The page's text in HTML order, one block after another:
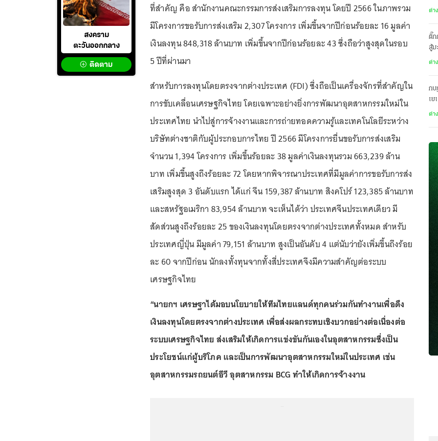
สงคราม
ตะวันออกกลาง
ติดตาม
ที่สำคัญ คือ สำนักงานคณะกรรมการส่งเสริมการลงทุน โดยปี 2566 ในภาพรวม
มีโครงการขอรับการส่งเสริม 2,307 โครงการ เพิ่มขึ้นจากปีก่อนร้อยละ 16 มูลค่า
เงินลงทุน 848,318 ล้านบาท เพิ่มขึ้นจากปีก่อนร้อยละ 43 ซึ่งถือว่าสูงสุดในรอบ
5 ปีที่ผ่านมา
สำหรับการลงทุนโดยตรงจากต่างประเทศ (FDI) ซึ่งถือเป็นเครื่องจักรที่สำคัญใน
การขับเคลื่อนเศรษฐกิจไทย โดยเฉพาะอย่างยิ่งการพัฒนาอุตสาหกรรมใหม่ใน
ประเทศไทย นำไปสู่การจ้างงานและการถ่ายทอดความรู้และเทคโนโลยีระหว่าง
บริษัทต่างชาติกับผู้ประกอบการไทย ปี 2566 มีโครงการยื่นขอรับการส่งเสริม
จำนวน 1,394 โครงการ เพิ่มขึ้นร้อยละ 38 มูลค่าเงินลงทุนรวม 663,239 ล้าน
บาท เพิ่มขึ้นสูงถึงร้อยละ 72 โดยหากพิจารณาประเทศที่มีมูลค่าการขอรับการส่ง
เสริมสูงสุด 3 อันดับแรก ได้แก่ จีน 159,387 ล้านบาท สิงคโปร์ 123,385 ล้านบาท
และสหรัฐอเมริกา 83,954 ล้านบาท จะเห็นได้ว่า ประเทศจีนประเทศเดียว มี
สัดส่วนสูงถึงร้อยละ 25 ของเงินลงทุนโดยตรงจากต่างประเทศทั้งหมด สำหรับ
ประเทศญี่ปุ่น มีมูลค่า 79,151 ล้านบาท สูงเป็นอันดับ 4 แต่นับว่ายังเพิ่มขึ้นถึงร้อย
ละ 60 จากปีก่อน นักลงทั้งทุนจากทั้งสี่ประเทศจึงมีความสำคัญต่อระบบ
เศรษฐกิจไทย
“นายกฯ เศรษฐาได้มอบนโยบายให้ทีมไทยแลนด์ทุกคนร่วมกันทำงานเพื่อดึง
เงินลงทุนโดยตรงจากต่างประเทศ เพื่อส่งผลกระทบเชิงบวกอย่างต่อเนื่องต่อ
ระบบเศรษฐกิจไทย ส่งเสริมให้เกิดการแข่งขันกันเองในอุตสาหกรรมซึ่งเป็น
ประโยชน์แก่ผู้บริโภค และเป็นการพัฒนาอุตสาหกรรมใหม่ในประเทศ เช่น
อุตสาหกรรมรถยนต์อีวี อุตสาหกรรม BCG ทำให้เกิดการจ้างงาน
ต่า
ติ๊ก
สู้ม
ต่า
กบ
เ
ต่า